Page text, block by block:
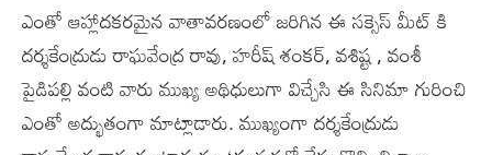
ఎంతో ఆహ్లాదకరమైన వాతావరణంలో జరిగిన ఈ సక్సెస్ మీట్ కి
దర్శకేంద్రుడు రాఘవేంద్ర రావు, హరీష్ శంకర్, వశిష్ట , వంశీ
పైడిపల్లి వంటి వారు ముఖ్య అథిధులుగా విచ్చేసి ఈ సినిమా గురించి
ఎంతో అద్భుతంగా మాట్లాడారు. ముఖ్యంగా దర్శకేంద్రుడు